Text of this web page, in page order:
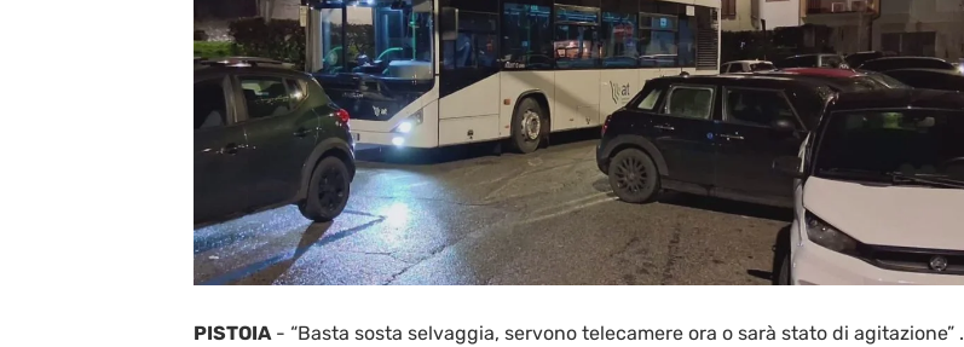
PISTOIA- “Basta sosta selvaggia, servono telecamere ora o sarà stato di agitazione” .